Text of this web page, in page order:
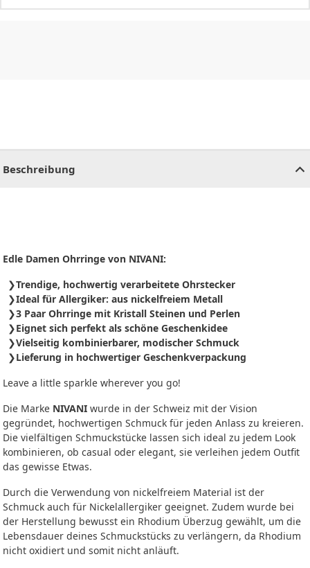
Beschreibung
Edle Damen Ohrringe von NIVANI:
Trendige, hochwertig verarbeitete Ohrstecker
Ideal für Allergiker: aus nickelfreiem Metall
3 Paar Ohrringe mit Kristall Steinen und Perlen
Eignet sich perfekt als schöne Geschenkidee
Vielseitig kombinierbarer, modischer Schmuck
Lieferung in hochwertiger Geschenkverpackung
Leave a little sparkle wherever you go!
Die Marke NIVANI wurde in der Schweiz mit der Vision
gegründet, hochwertigen Schmuck für jeden Anlass zu kreieren.
Die vielfältigen Schmuckstücke lassen sich ideal zu jedem Look
kombinieren, ob casual oder elegant, sie verleihen jedem Outfit
das gewisse Etwas.
Durch die Verwendung von nickelfreiem Material ist der
Schmuck auch für Nickelallergiker geeignet. Zudem wurde bei
der Herstellung bewusst ein Rhodium Überzug gewählt, um die
Lebensdauer deines Schmuckstücks zu verlängern, da Rhodium
nicht oxidiert und somit nicht anläuft.